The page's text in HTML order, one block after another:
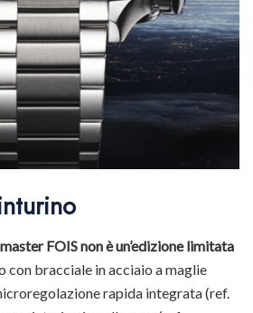
FOIS non è un’edizione limitata
con bracciale in acciaio a maglie
rapida integrata (ref.